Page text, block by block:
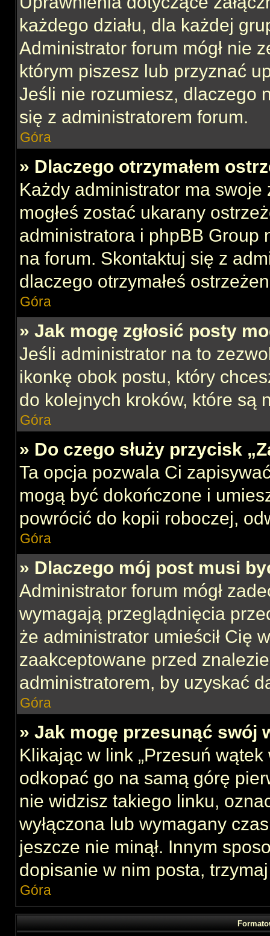
każdego działu, dla każdej
Administrator forum mógł nie
którym piszesz lub przyznać
Jeśli nie rozumiesz, dlaczego
się z administratorem forum.
Góra
» Dlaczego otrzymałem
Każdy administrator ma swoje
mogłeś zostać ukarany
administratora i phpBB Group
na forum. Skontaktuj się z
dlaczego otrzymałeś
Góra
» Jak mogę zgłosić posty
Jeśli administrator na to
ikonkę obok postu, który
do kolejnych kroków, które są
Góra
» Do czego służy przycisk
Ta opcja pozwala Ci
mogą być dokończone i
powrócić do kopii roboczej,
Góra
» Dlaczego mój post musi
Administrator forum mógł
wymagają przeglądnięcia
że administrator umieścił Cię
zaakceptowane przed
administratorem, by uzyskać
Góra
» Jak mogę przesunąć swój
Klikając w link „Przesuń
odkopać go na samą górę
nie widzisz takiego linku,
wyłączona lub wymagany
jeszcze nie minął. Innym
dopisanie w nim posta,
Góra